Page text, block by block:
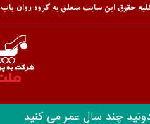
چند سال عمر می کنید
حقوق این سایت متعلق به گروه روان یاب
www.ravanyab.ir - Copyright